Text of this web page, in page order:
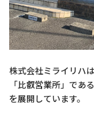
株式会社ミライリハ
「比叡営業所」であ
を展開しています。